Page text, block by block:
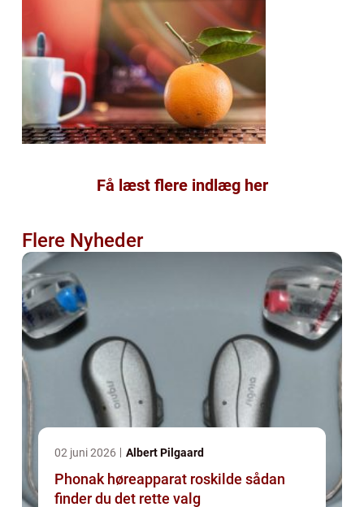
Få læst flere indlæg her
Flere Nyheder
02 juni 2026 Albert Pilgaard
Phonak høreapparat roskilde sådan
finder du det rette valg